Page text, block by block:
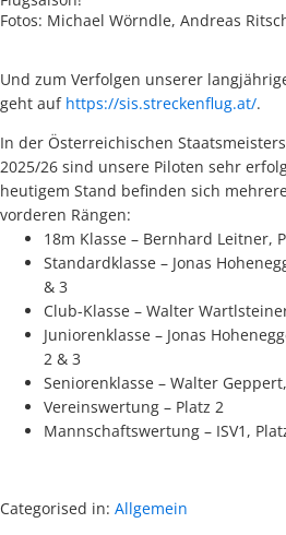
Fotos: Michael Wörndle, Andreas
Und zum Verfolgen unserer
geht auf https://sis.streckenflug.at/.
In der Österreichischen
2025/26 sind unsere Piloten sehr
heutigem Stand befinden sich
vorderen Rängen:
18m Klasse – Bernhard Leitner,
Standardklasse – Jonas
& 3
Club-Klasse – Walter
Juniorenklasse – Jonas
2 & 3
Seniorenklasse – Walter
Vereinswertung – Platz 2
Mannschaftswertung – ISV1,
Categorised in: Allgemein